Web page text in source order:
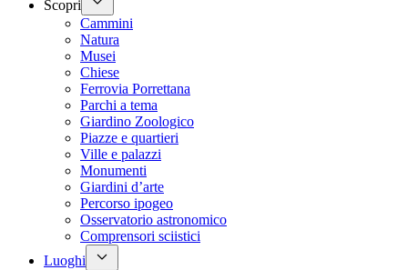
Scopri
Cammini
Natura
Musei
Chiese
Ferrovia Porrettana
Parchi a tema
Giardino Zoologico
Piazze e quartieri
Ville e palazzi
Monumenti
Giardini d’arte
Percorso ipogeo
Osservatorio astronomico
Comprensori sciistici
Luoghi